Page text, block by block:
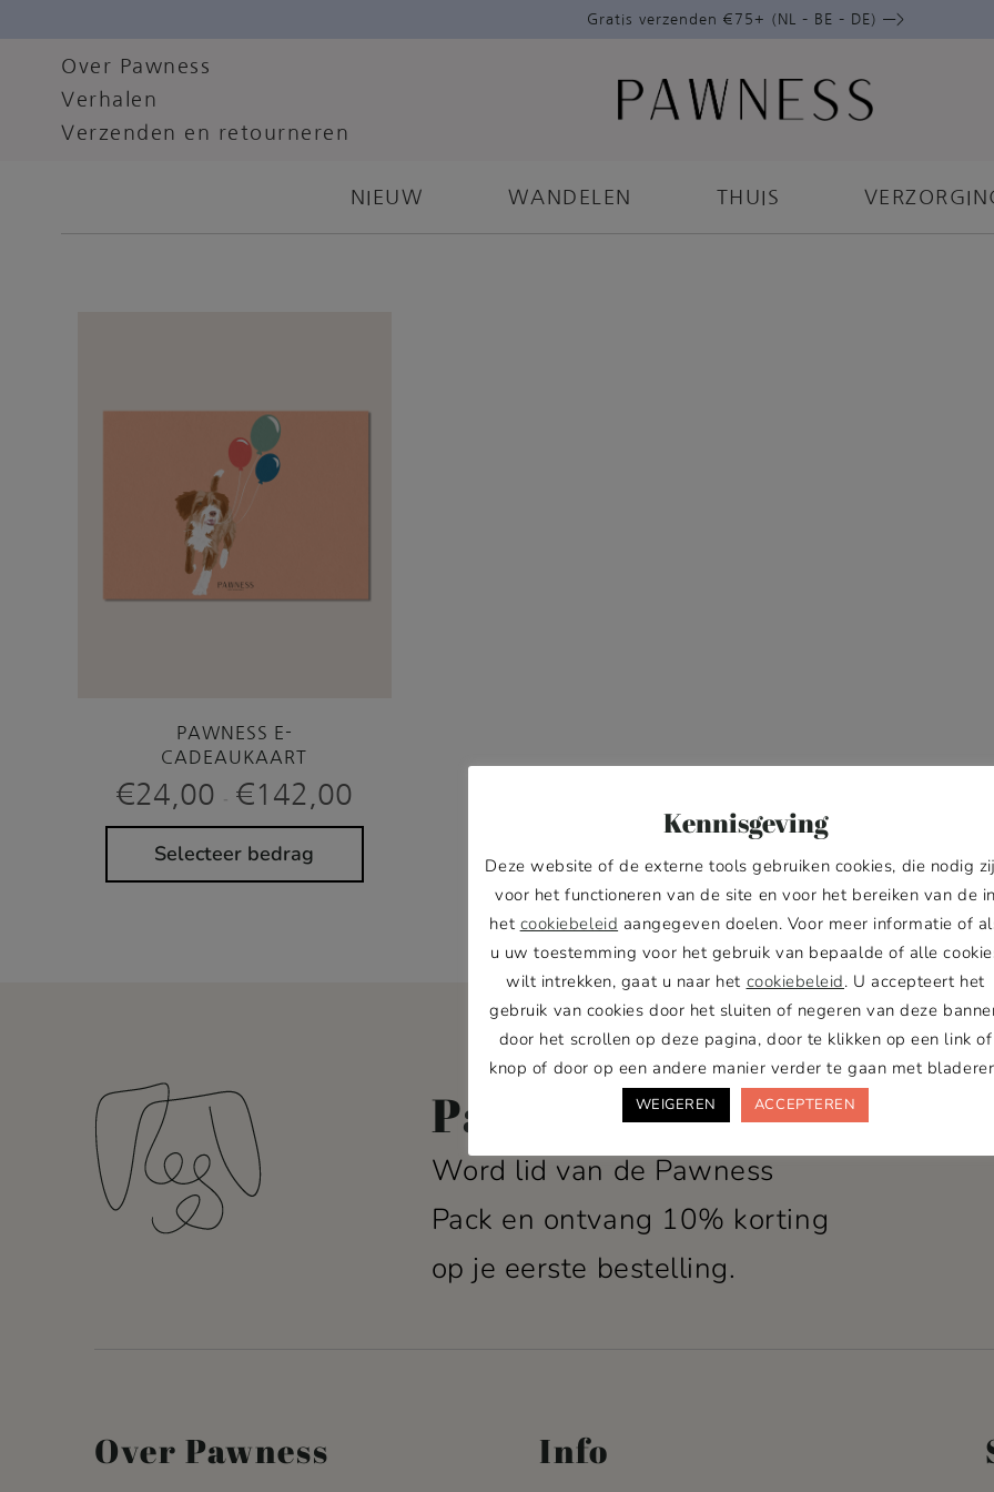
Gratis verzenden €75+ (NL – BE – DE) —>
Over Pawness
Verhalen
Verzenden en retourneren
NIEUW WANDELEN THUIS
Cadeaukaart
PAWNESS E-
CADEAUKAART
€24,00 - €142,00
tot
Selecteer bedrag
Pawness Pack
Word lid van de Pawness
Pack en ontvang 10% korting
op je eerste bestelling.
Over Pawness Info
Kennisgeving
Deze website of de externe tools gebruiken cookies, die nodig
voor het functioneren van de site en voor het bereiken van de in
het cookiebeleid aangegeven doelen. Voor meer informatie of
u uw toestemming voor het gebruik van bepaalde of alle
wilt intrekken, gaat u naar het cookiebeleid. U accepteert het
gebruik van cookies door het sluiten of negeren van deze
door het scrollen op deze pagina, door te klikken op een link of
knop of door op een andere manier verder te gaan met
WEIGEREN ACCEPTEREN